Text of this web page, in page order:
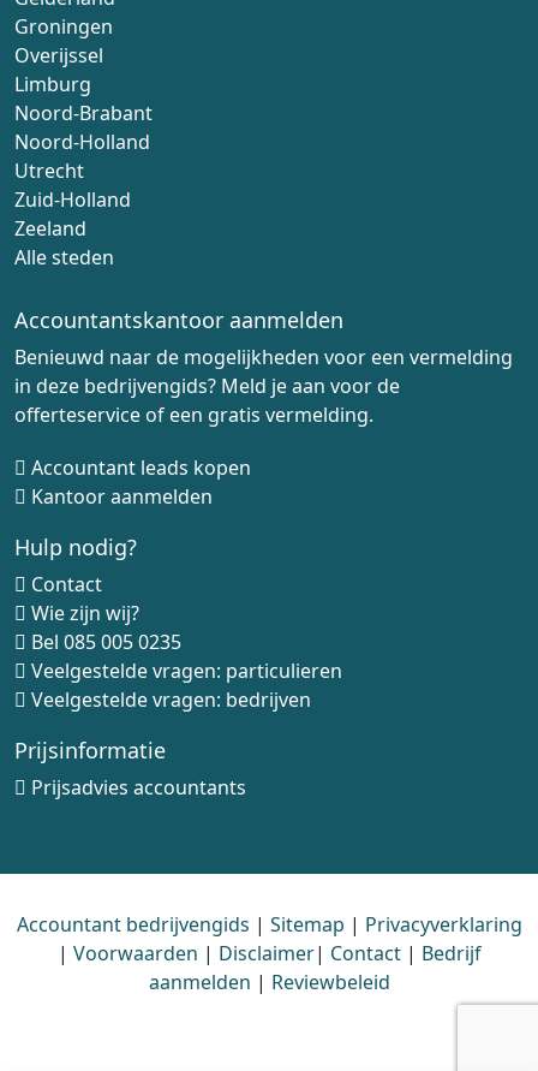
Groningen
Overijssel
Limburg
Noord-Brabant
Noord-Holland
Utrecht
Zuid-Holland
Zeeland
Alle steden
Accountantskantoor aanmelden
Benieuwd naar de mogelijkheden voor een vermelding
in deze bedrijvengids? Meld je aan voor de
offerteservice of een gratis vermelding.
Accountant leads kopen
Kantoor aanmelden
Hulp nodig?
Contact
Wie zijn wij?
Bel 085 005 0235
Veelgestelde vragen: particulieren
Veelgestelde vragen: bedrijven
Prijsinformatie
Prijsadvies accountants
Accountant bedrijvengids | Sitemap | Privacyverklaring
| Voorwaarden | Disclaimer| Contact| Bedrijf
aanmelden | Reviewbeleid